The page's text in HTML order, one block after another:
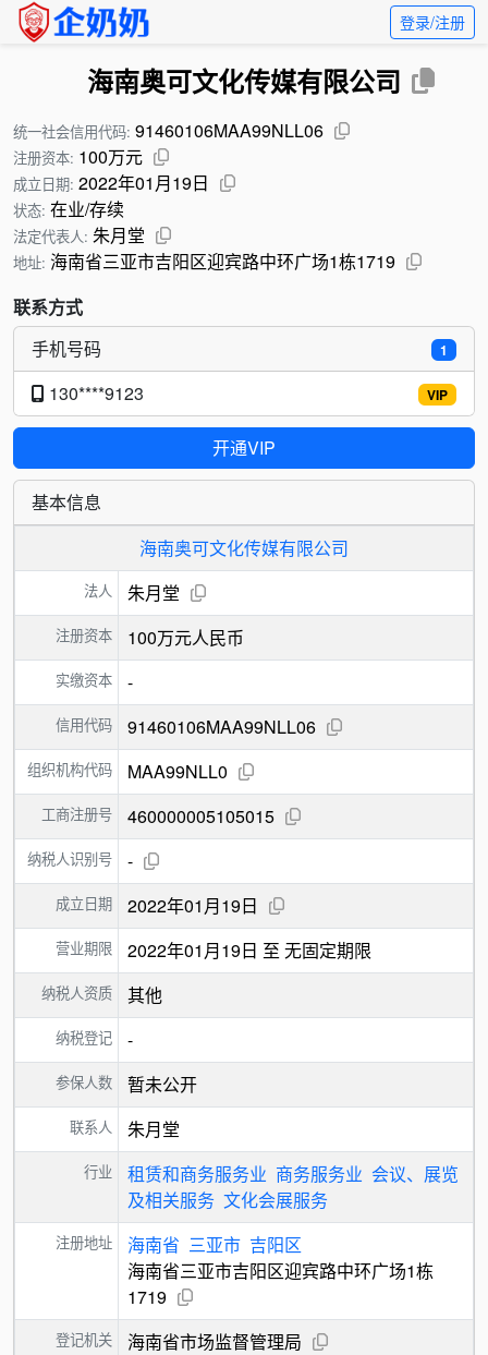
登录/注册
海南奥可文化传媒有限公司
统一社会信用代码: 91460106MAA99NLL06
注册资本: 100万元
成立日期: 2022年01月19日
状态: 在业/存续
法定代表人: 朱月堂
地址: 海南省三亚市吉阳区迎宾路中环广场1栋1719
联系方式
1
手机号码
VIP
130****9123
开通VIP
基本信息
海南奥可文化传媒有限公司
法人 朱月堂
注册资本 100万元人民币
实缴资本 -
信用代码 91460106MAA99NLL06
组织机构代码 MAA99NLL0
工商注册号 460000005105015
纳税人识别号 -
成立日期 2022年01月19日
营业期限 2022年01月19日 至 无固定期限
纳税人资质 其他
纳税登记 -
参保人数 暂未公开
联系人 朱月堂
行业 租赁和商务服务业 商务服务业 会议、展览
及相关服务 文化会展服务
注册地址 海南省 三亚市 吉阳区
海南省三亚市吉阳区迎宾路中环广场1栋
1719
登记机关 海南省市场监督管理局